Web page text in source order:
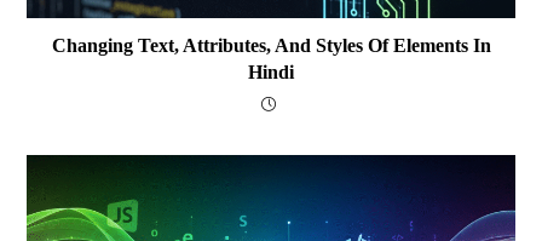
Changing Text, Attributes, And Styles Of Elements In
Hindi